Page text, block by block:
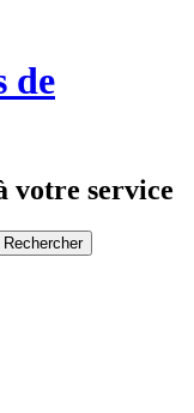
de
votre service